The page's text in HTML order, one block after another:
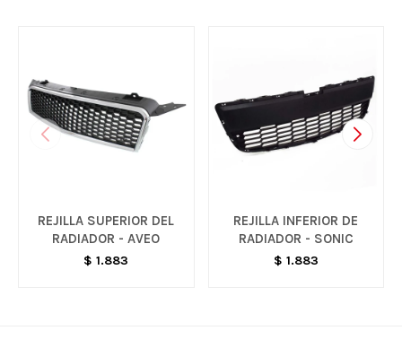
REJILLA SUPERIOR DEL
RADIADOR - AVEO
$ 1.883
REJILLA INFERIOR DE
RADIADOR - SONIC
$ 1.883